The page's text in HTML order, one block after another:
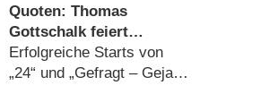
Quoten: Thomas
Gottschalk feiert
Geburtstag mit mehr als
fünf Millionen
Erfolgreiche Starts von
„24“ und „Gefragt – Gejagt“